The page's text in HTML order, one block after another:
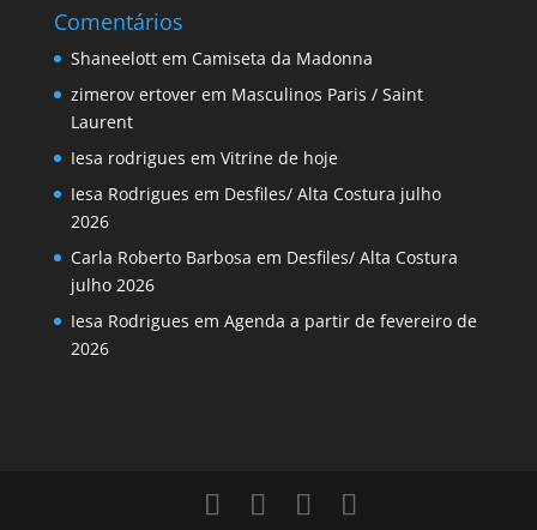
Comentários
Shaneelottem Camiseta da Madonna
zimerov ertoverem Masculinos Paris / Saint
Laurent
Iesa rodrigues em Vitrine de hoje
Iesa Rodrigues em Desfiles/ Alta Costura julho
2026
Carla Roberto Barbosa em Desfiles/ Alta Costura
julho 2026
Iesa Rodrigues em Agenda a partir de fevereiro de
2026